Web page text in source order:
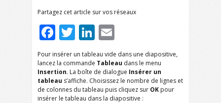
Partagez cet article sur vos réseaux
Facebook
TwitterLinkedIn
Pour insérer un tableau vide dans une diapositive,
lancez la commande Tableau dans le menu
Insertion. La boîte de dialogue Insérer un
tableau s’affiche. Choisissez le nombre de lignes et
de colonnes du tableau puis cliquez sur OK pour
insérer le tableau dans la diapositive :